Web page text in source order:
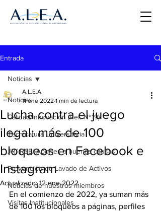
Entrada
Noticias
Calidad/Innovación (Ref. Nº19)
Tecnicatura Universitaria
JR/ RSE/ Aportes a buenas causas
Prevención de Lavado de Activos
Noticias de nuestros miembros
Visitas Institucionales
Noticias
Lucha contra el juego
ilegal: más de 100
bloqueos en Facebook e
Instagram
A.L.E.A.
11 ene 2022 1 min de lectura
Actualizado:12 ene 2022
En el comienzo de 2022, ya suman más
de 100 los bloqueos a páginas, perfiles